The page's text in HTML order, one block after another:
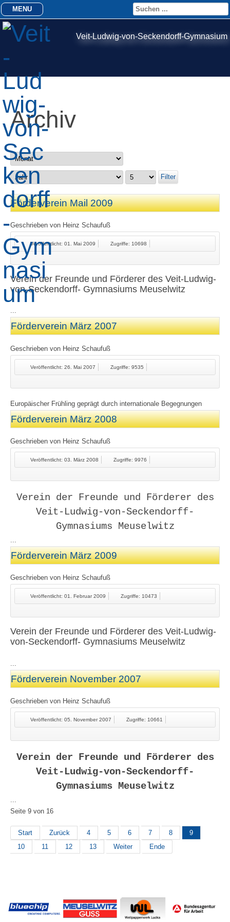
Veit-Ludwig-von-Seckendorff-Gymnasium
MENU
Archiv
Filter
Förderverein Mail 2009
Geschrieben von Heinz Schaufuß
Veröffentlicht: 01. Mai 2009 Zugriffe: 10698
Verein der Freunde und Förderer des Veit-Ludwig-
von-Seckendorff- Gymnasiums Meuselwitz
...
Förderverein März 2007
Geschrieben von Heinz Schaufuß
Veröffentlicht: 26. Mai 2007 Zugriffe: 9535
Europäischer Frühling geprägt durch internationale Begegnungen
Förderverein März 2008
Geschrieben von Heinz Schaufuß
Veröffentlicht: 03. März 2008 Zugriffe: 9976
Verein der Freunde und Förderer des
Veit-Ludwig-von-Seckendorff-
Gymnasiums Meuselwitz
Förderverein März 2009
Geschrieben von Heinz Schaufuß
Veröffentlicht: 01. Februar 2009 Zugriffe: 10473
Verein der Freunde und Förderer des Veit-Ludwig-
von-Seckendorff- Gymnasiums Meuselwitz
Förderverein November 2007
Geschrieben von Heinz Schaufuß
Veröffentlicht: 05. November 2007 Zugriffe: 10661
Verein der Freunde und Förderer des
Veit-Ludwig-von-Seckendorff-
Gymnasiums Meuselwitz
Seite 9 von 16
Start Zurück 4 5 6 7 8
9
10
11 12 13 Weiter Ende